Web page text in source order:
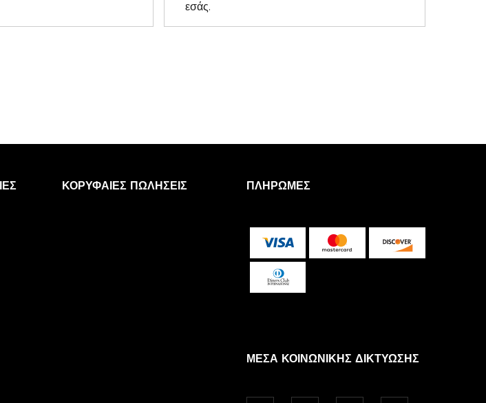
εσάς.
ΚΟΡΥΦΑΊΕΣ ΠΩΛΉΣΕΙΣ ΠΛΗΡΩΜΈΣ
ΜΈΣΑ ΚΟΙΝΩΝΙΚΉΣ ΔΙΚΤΎΩΣΗΣ